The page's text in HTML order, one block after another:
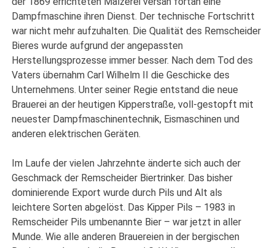
Dampfmaschine ihren Dienst. Der technische Fortschritt
war nicht mehr aufzuhalten. Die Qualität des Remscheider
Bieres wurde aufgrund der angepassten
Herstellungsprozesse immer besser. Nach dem Tod des
Vaters übernahm Carl Wilhelm II die Geschicke des
Unternehmens. Unter seiner Regie entstand die neue
Brauerei an der heutigen Kipperstraße, voll-gestopft mit
neuester Dampfmaschinentechnik, Eismaschinen und
anderen elektrischen Geräten.
Im Laufe der vielen Jahrzehnte änderte sich auch der
Geschmack der Remscheider Biertrinker. Das bisher
dominierende Export wurde durch Pils und Alt als
leichtere Sorten abgelöst. Das Kipper Pils – 1983 in
Remscheider Pils umbenannte Bier – war jetzt in aller
Munde. Wie alle anderen Brauereien in der bergischen